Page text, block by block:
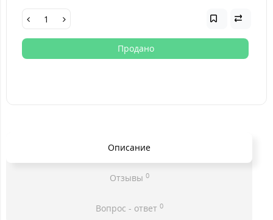
Продано
Описание
Отзывы 0
Вопрос - ответ 0